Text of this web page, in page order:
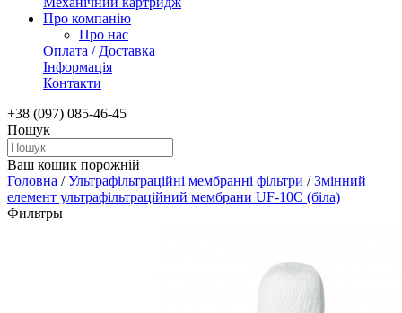
Про компанію
Про нас
Оплата / Доставка
Інформація
Контакти
+38 (097) 085-46-45
Пошук
Ваш кошик порожній
Головна /Ультрафільтраційні мембранні фільтри /Змінний
елемент ультрафільтраційний мембрани UF-10C (біла)
Фильтры